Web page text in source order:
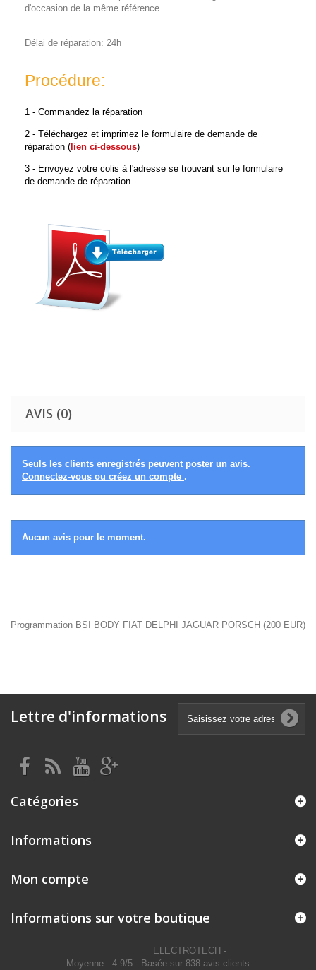
d'occasion de la même référence.
Délai de réparation: 24h
Procédure:
1 - Commandez la réparation
2 - Téléchargez et imprimez le formulaire de demande de
réparation ( lien ci-dessous)
3 - Envoyez votre colis à l'adresse se trouvant sur le formulaire
de demande de réparation
AVIS (0)
Seuls les clients enregistrés peuvent poster un avis.
Connectez-vous ou créez un compte .
Aucun avis pour le moment.
Programmation BSI BODY FIAT DELPHI JAGUAR PORSCH (200 EUR)
Lettre d'informations
Catégories
Informations
Mon compte
Informations sur votre boutique
ELECTROTECH -
Moyenne : 4.9/5 - Basée sur 838 avis clients